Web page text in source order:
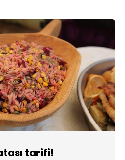
tarifi!